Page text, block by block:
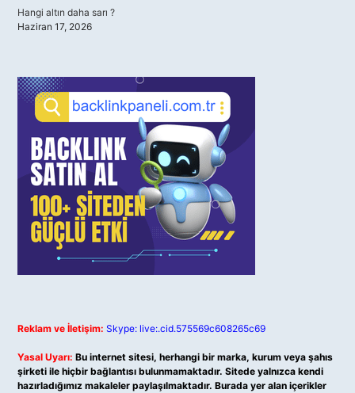
Hangi altın daha sarı ?
Haziran 17, 2026
Reklam ve İletişim: Skype: live:.cid.575569c608265c69
Yasal Uyarı: Bu internet sitesi, herhangi bir marka, kurum veya şahıs
şirketi ile hiçbir bağlantısı bulunmamaktadır. Sitede yalnızca kendi
hazırladığımız makaleler paylaşılmaktadır. Burada yer alan içerikler